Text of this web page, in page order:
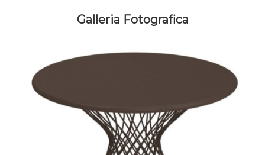
Galleria Fotografica